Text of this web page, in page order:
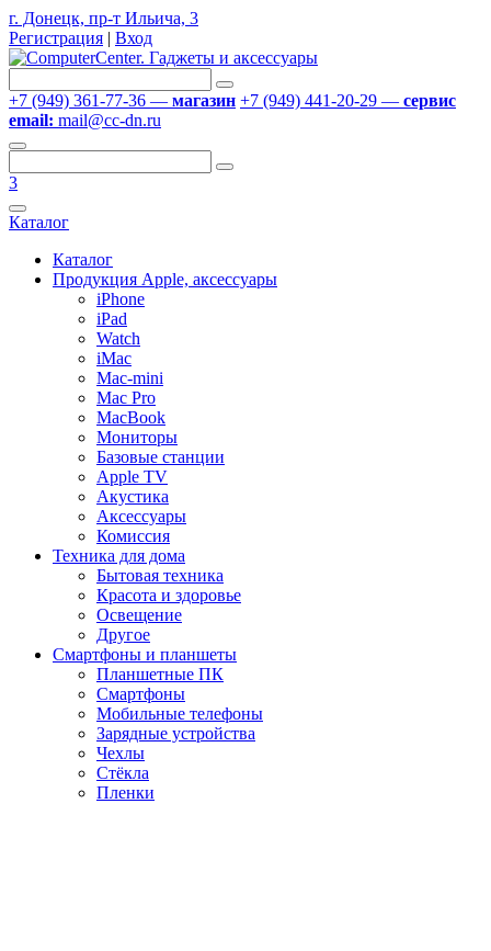
г. Донецк, пр-т Ильича, 3
Регистрация | Вход
+7 (949) 361-77-36 — магазин +7 (949) 441-20-29 — сервис
email: mail@cc-dn.ru
3
Каталог
Каталог
Продукция Apple, аксессуары
iPhone
iPad
Watch
iMac
Mac-mini
Mac Pro
MacBook
Мониторы
Базовые станции
Apple TV
Акустика
Аксессуары
Комиссия
Техника для дома
Бытовая техника
Красота и здоровье
Освещение
Другое
Смартфоны и планшеты
Планшетные ПК
Смартфоны
Мобильные телефоны
Зарядные устройства
Чехлы
Стёкла
Пленки